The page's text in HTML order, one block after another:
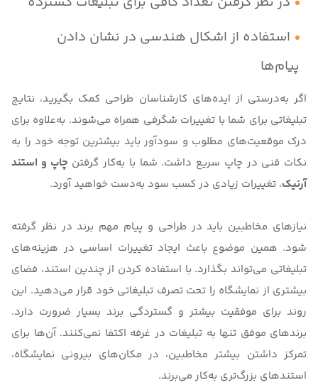
استفاده از اشکال هندسی در نشان دادن
پیام‌ها
اگر به‌درستی از ایده‌های کارشناسان طراحی کمک بگیرید، نتایج
تبلیغاتی برای شما با تغییرات شگرفی همراه می‌شوند. به‌علاوه برای
درک موقعیت‌های مطلوب و سودآور باید بیشترین توجه خود را به
نکات فنی در چاپ سریع داشت. شما با به‌کار گرفتن چاپ و استند
آرنیک، تغییرات زیادی در کسب سود به‌دست خواهید آورد.
نیازهای مخاطبین باید در طراحی و پیام مهم برند در نظر گرفته
شود. همین موضوع باعث ایجاد تغییرات اساسی در هزینه‌های
تبلیغاتی می‌تواند بگذارد. با استفاده کردن از چندین استند، فضای
بیشتری از نمایشگاه را تحت تصرف تبلیغاتی خود قرار می‌دهید. این
روند برای موفقیت بیشتر و گستردگی برند بسیار ضرورت دارد.
برندهای موفق تنها به تبلیغات در غرفه اکتفا نمی‌کنند. آن‌ها برای
تمرکز داشتن بیشتر مخاطبین، در مکان‌های بیرونی نمایشگاه،
استندهای بزرگ‌تری به‌کار می‌برند.